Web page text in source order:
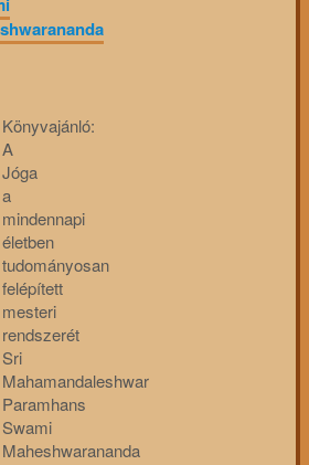
Könyvajánló:
A
Jóga
a
mindennapi
életben
tudományosan
felépített
mesteri
rendszerét
Sri
Mahamandaleshwar
Paramhans
Swami
Maheshwarananda